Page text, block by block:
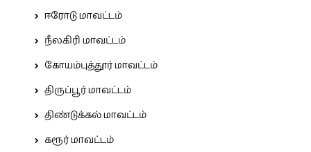
ஈரோடு மாவட்டம்
நீலகிரி மாவட்டம்
கோயம்புத்தூர் மாவட்டம்
திருப்பூர் மாவட்டம்
திண்டுக்கல் மாவட்டம்
கரூர் மாவட்டம்